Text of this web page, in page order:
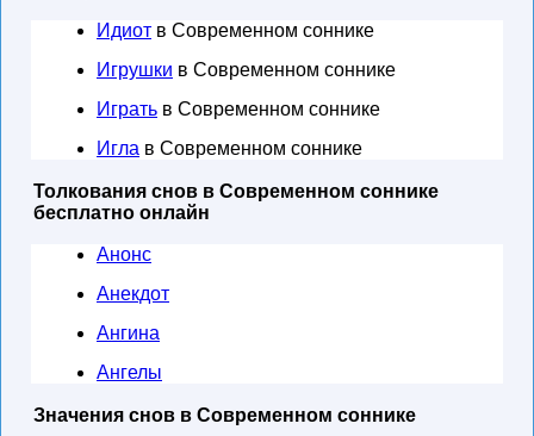
Идиот в Современном соннике
Игрушки в Современном соннике
Играть в Современном соннике
Игла в Современном соннике
Толкования снов в Современном соннике
бесплатно онлайн
Анонс
Анекдот
Ангина
Ангелы
Значения снов в Современном соннике